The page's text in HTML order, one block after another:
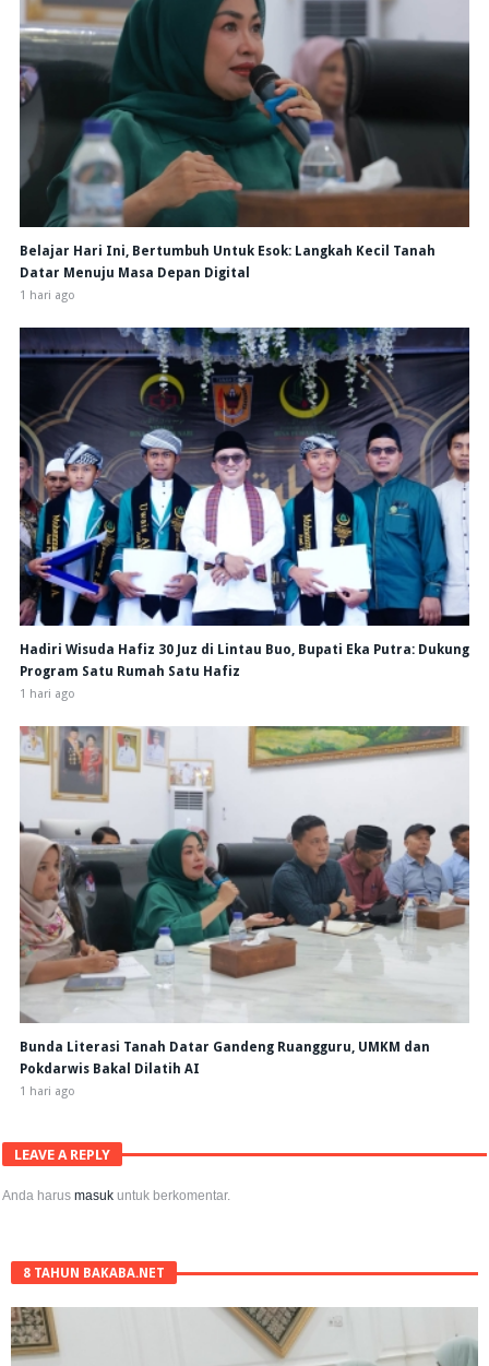
Belajar Hari Ini, Bertumbuh Untuk Esok: Langkah Kecil Tanah
Datar Menuju Masa Depan Digital
1 hari ago
Hadiri Wisuda Hafiz 30 Juz di Lintau Buo, Bupati Eka Putra: Dukung
Program Satu Rumah Satu Hafiz
1 hari ago
Bunda Literasi Tanah Datar Gandeng Ruangguru, UMKM dan
Pokdarwis Bakal Dilatih AI
1 hari ago
LEAVE A REPLY
Anda harusmasuk untuk berkomentar.
8 TAHUN BAKABA.NET